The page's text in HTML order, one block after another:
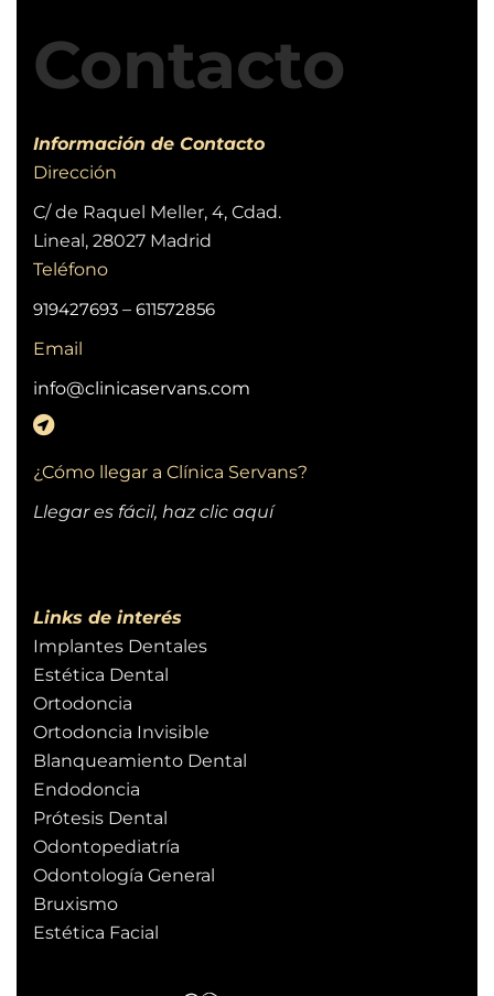
Contacto
Información de Contacto
Dirección
C/ de Raquel Meller, 4, Cdad.
Lineal, 28027 Madrid
Teléfono
919427693 – 611572856
Email
info@clinicaservans.com
¿Cómo llegar a Clínica Servans?
Llegar es fácil, haz clic aquí
Links de interés
Implantes Dentales
Estética Dental
Ortodoncia
Ortodoncia Invisible
Blanqueamiento Dental
Endodoncia
Prótesis Dental
Odontopediatría
Odontología General
Bruxismo
Estética Facial